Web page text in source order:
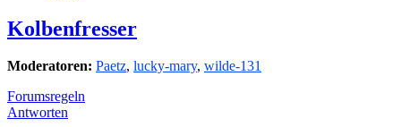
Kolbenfresser
Moderatoren: Paetz, lucky-mary, wilde-131
Forumsregeln
Antworten